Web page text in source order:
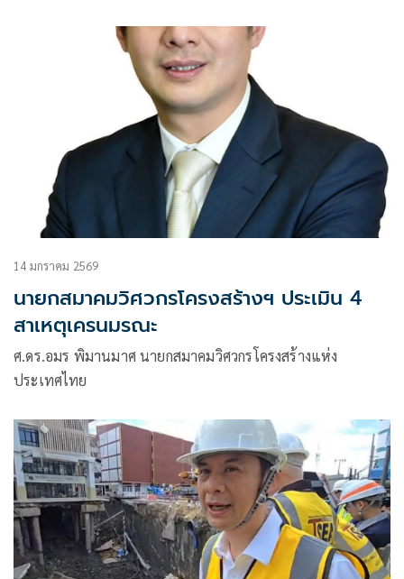
14 มกราคม 2569
นายกสมาคมวิศวกรโครงสร้างฯ ประเมิน 4
สาเหตุเครนมรณะ
ศ.ดร.อมร พิมานมาศ นายกสมาคมวิศวกรโครงสร้างแห่ง
ประเทศไทย